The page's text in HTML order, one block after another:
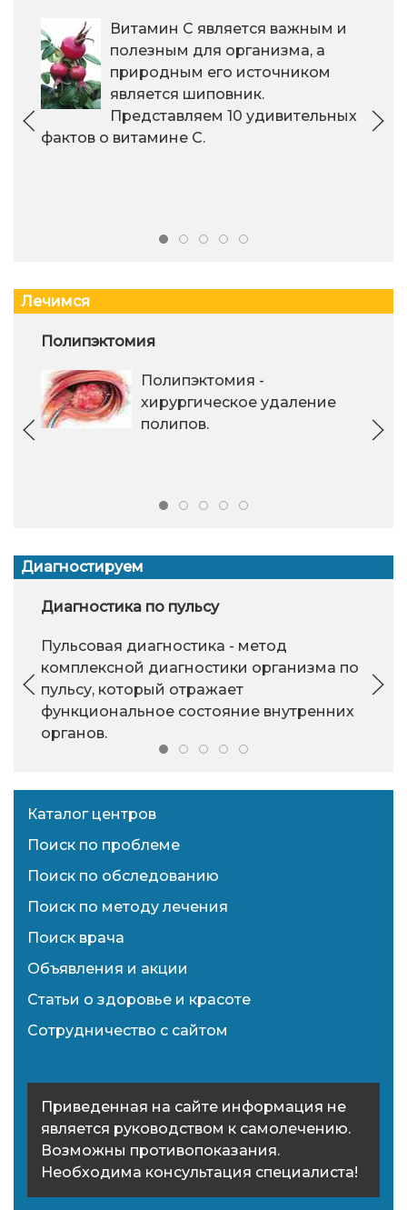
Витамин С является важным и
полезным для организма, а
природным его источником
является шиповник.
Представляем 10 удивительных
фактов о витамине С.
Лечимся
Полипэктомия
Полипэктомия -
хирургическое удаление
полипов.
Диагностируем
Диагностика по пульсу
Пульсовая диагностика - метод
комплексной диагностики организма по
пульсу, который отражает
функциональное состояние внутренних
органов.
Каталог центров
Поиск по проблеме
Поиск по обследованию
Поиск по методу лечения
Поиск врача
Объявления и акции
Статьи о здоровье и красоте
Сотрудничество с сайтом
Приведенная на сайте информация не
является руководством к самолечению.
Возможны противопоказания.
Необходима консультация специалиста!